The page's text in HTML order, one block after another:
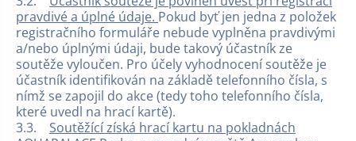
pravdivé a úplné údaje. Pokud byť jen jedna z položek
registračního formuláře nebude vyplněna pravdivými
a/nebo úplnými údaji, bude takový účastník ze
soutěže vyloučen. Pro účely vyhodnocení soutěže je
účastník identifikován na základě telefonního čísla, s
nímž se zapojil do akce (tedy toho telefonního čísla,
které uvedl na hrací kartě).
3.3. Soutěžící získá hrací kartu na pokladnách